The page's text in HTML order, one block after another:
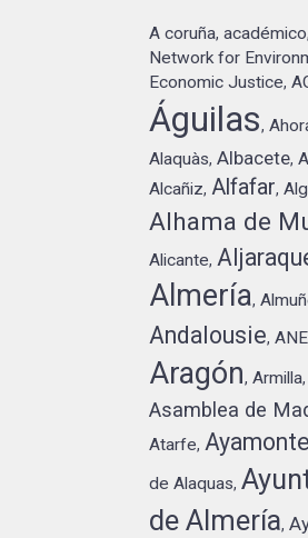
A coruña,académico
Network for
Economic Justice,
Águilas,
Alaquàs,Albacete,
Alcañiz, Alfafar,
Alhama de
Alicante,
Almería,
Andalousie,
Aragón,Armilla
Asamblea de
Atarfe,
de Alaquas,
de Almería,